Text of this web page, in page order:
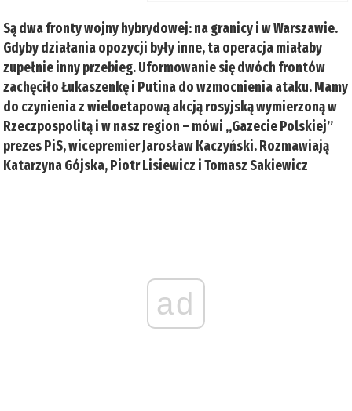
Są dwa fronty wojny hybrydowej: na granicy i w Warszawie.
Gdyby działania opozycji były inne, ta operacja miałaby
zupełnie inny przebieg. Uformowanie się dwóch frontów
zachęciło Łukaszenkę i Putina do wzmocnienia ataku. Mamy
do czynienia z wieloetapową akcją rosyjską wymierzoną w
Rzeczpospolitą i w nasz region – mówi „Gazecie Polskiej”
prezes PiS, wicepremier Jarosław Kaczyński. Rozmawiają
Katarzyna Gójska, Piotr Lisiewicz i Tomasz Sakiewicz
ad